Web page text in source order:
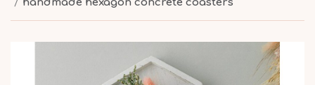
handmade hexagon concrete coasters